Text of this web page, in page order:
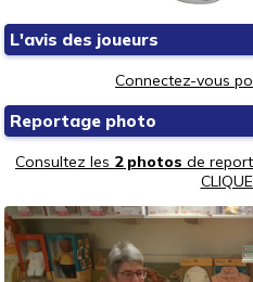
L'avis des joueurs
Connectez-vous
Reportage photo
Consultez les 2 photos de